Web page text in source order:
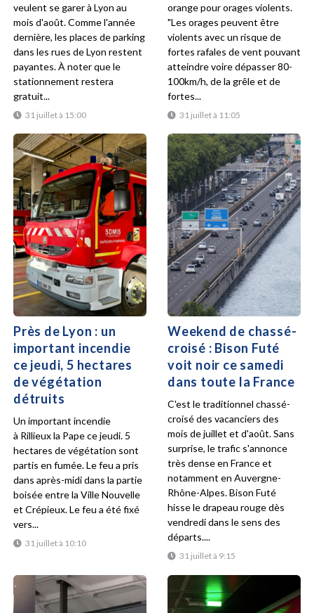
31 juillet à 15:00
veulent se garer à Lyon au
mois d'août. Comme l'année
dernière, les places de parking
dans les rues de Lyon restent
payantes. À noter que le
stationnement restera
gratuit...
31 juillet à 11:05
orange pour orages violents.
"Les orages peuvent être
violents avec un risque de
fortes rafales de vent pouvant
atteindre voire dépasser 80-
100km/h, de la grêle et de
fortes...
Près de Lyon : un
important incendie
ce jeudi, 5 hectares
de végétation
détruits
31 juillet à 10:10
Un important incendie
à Rillieux la Pape ce jeudi. 5
hectares de végétation sont
partis en fumée. Le feu a pris
dans après-midi dans la partie
boisée entre la Ville Nouvelle
et Crépieux. Le feu a été fixé
vers...
Weekend de chassé-
croisé : Bison Futé
voit noir ce samedi
dans toute la France
31 juillet à 9:15
C'est le traditionnel chassé-
croisé des vacanciers des
mois de juillet et d'août. Sans
surprise, le trafic s'annonce
très dense en France et
notamment en Auvergne-
Rhône-Alpes. Bison Futé
hisse le drapeau rouge dès
vendredi dans le sens des
départs....